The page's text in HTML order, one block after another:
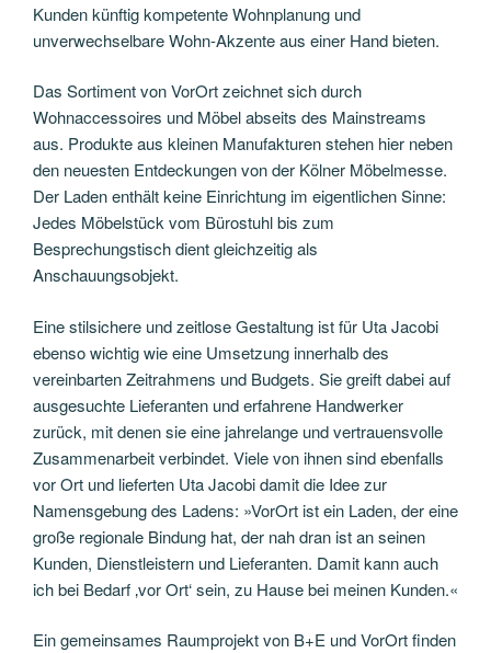
Kunden künftig kompetente Wohnplanung und
unverwechselbare Wohn-Akzente aus einer Hand bieten.
Das Sortiment von VorOrt zeichnet sich durch
Wohnaccessoires und Möbel abseits des Mainstreams
aus. Produkte aus kleinen Manufakturen stehen hier neben
den neuesten Entdeckungen von der Kölner Möbelmesse.
Der Laden enthält keine Einrichtung im eigentlichen Sinne:
Jedes Möbelstück vom Bürostuhl bis zum
Besprechungstisch dient gleichzeitig als
Anschauungsobjekt.
Eine stilsichere und zeitlose Gestaltung ist für Uta Jacobi
ebenso wichtig wie eine Umsetzung innerhalb des
vereinbarten Zeitrahmens und Budgets. Sie greift dabei auf
ausgesuchte Lieferanten und erfahrene Handwerker
zurück, mit denen sie eine jahrelange und vertrauensvolle
Zusammenarbeit verbindet. Viele von ihnen sind ebenfalls
vor Ort und lieferten Uta Jacobi damit die Idee zur
Namensgebung des Ladens: »VorOrt ist ein Laden, der eine
große regionale Bindung hat, der nah dran ist an seinen
Kunden, Dienstleistern und Lieferanten. Damit kann auch
ich bei Bedarf ‚vor Ort‘ sein, zu Hause bei meinen Kunden.«
Ein gemeinsames Raumprojekt von B+E und VorOrt finden